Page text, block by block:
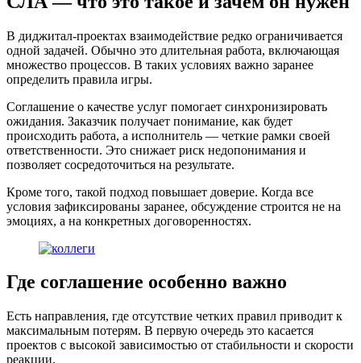
В диджитал-проектах взаимодействие редко ограничивается
одной задачей. Обычно это длительная работа, включающая
множество процессов. В таких условиях важно заранее
определить правила игры.
Соглашение о качестве услуг помогает синхронизировать
ожидания. Заказчик получает понимание, как будет
происходить работа, а исполнитель — четкие рамки своей
ответственности. Это снижает риск недопонимания и
позволяет сосредоточиться на результате.
Кроме того, такой подход повышает доверие. Когда все
условия зафиксированы заранее, обсуждение строится не на
эмоциях, а на конкретных договоренностях.
Где соглашение особенно важно
Есть направления, где отсутствие четких правил приводит к
максимальным потерям. В первую очередь это касается
проектов с высокой зависимостью от стабильности и скорости
реакции.